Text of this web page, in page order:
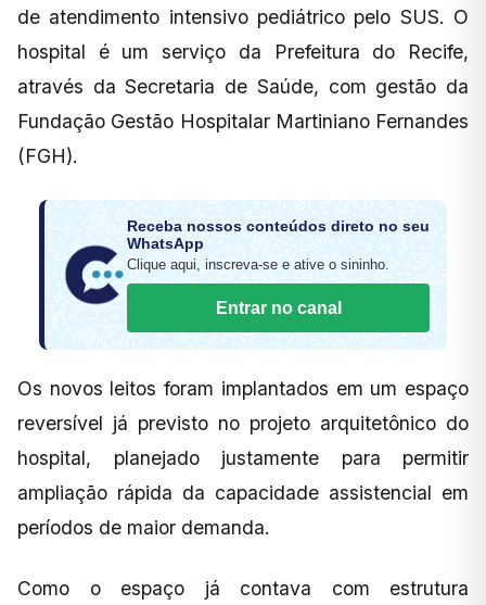
de atendimento intensivo pediátrico pelo SUS. O
hospital é um serviço da Prefeitura do Recife,
através da Secretaria de Saúde, com gestão da
Fundação Gestão Hospitalar Martiniano Fernandes
(FGH).
Receba nossos conteúdos direto no seu
WhatsApp
Clique aqui, inscreva-se e ative o sininho.
Entrar no canal
Os novos leitos foram implantados em um espaço
reversível já previsto no projeto arquitetônico do
hospital, planejado justamente para permitir
ampliação rápida da capacidade assistencial em
períodos de maior demanda.
Como o espaço já contava com estrutura